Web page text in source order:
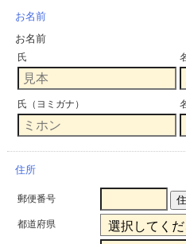
お名前
お名前
氏
氏（ヨミガナ）
住所
郵便番号
都道府県